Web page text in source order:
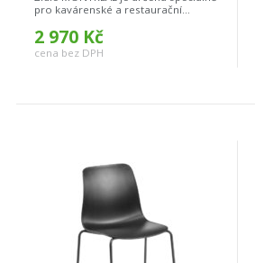
pro kavárenské a restaurační...
2 970 Kč
cena bez DPH